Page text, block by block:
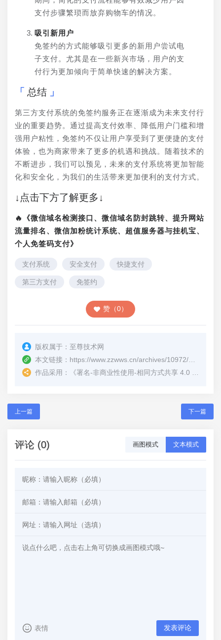
支付步骤繁琐而放弃购物车的情况。
吸引新用户
免签约的方式能够吸引更多的新用户尝试电
子支付。尤其是在一些新兴市场，用户的支
付行为更加倾向于简单快速的解决方案。
总结
第三方支付系统的免签约服务正在逐渐成为未来支付行
业的重要趋势。通过提高支付效率、降低用户门槛和增
强用户粘性，免签约不仅让用户享受到了更便捷的支付
体验，也为商家带来了更多的机遇和挑战。随着技术的
不断进步，我们可以预见，未来的支付系统将更加智能
化和安全化，为我们的生活带来更加便利的支付方式。
↓点击下方了解更多↓
🔥《微信域名检测接口、微信域名防封跳转、提升网站
流量排名、微信加粉统计系统、超值服务器与挂机宝、
个人免签码支付》
支付系统 安全支付 快捷支付
第三方支付 免签约
赞（0）
版权属于： 至尊技术网
本文链接：
作品采用：
《署名-非商业性使用-相同方式共享 4.0 国际 (CC BY-NC-SA 4.0)
上一篇 下一篇
评论 (0) 画图模式 文本模式
表情 发表评论